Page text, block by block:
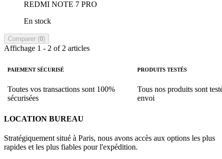
REDMI NOTE 7 PRO
En stock
Comparer (0)
Affichage 1 - 2 of 2 articles
PAIEMENT SÉCURISÉ
Toutes vos transactions sont 100%
sécurisées
PRODUITS TESTÉS
Tous nos produits sont
envoi
LOCATION BUREAU
Stratégiquement situé à Paris, nous avons accès aux options les plus
rapides et les plus fiables pour l'expédition.